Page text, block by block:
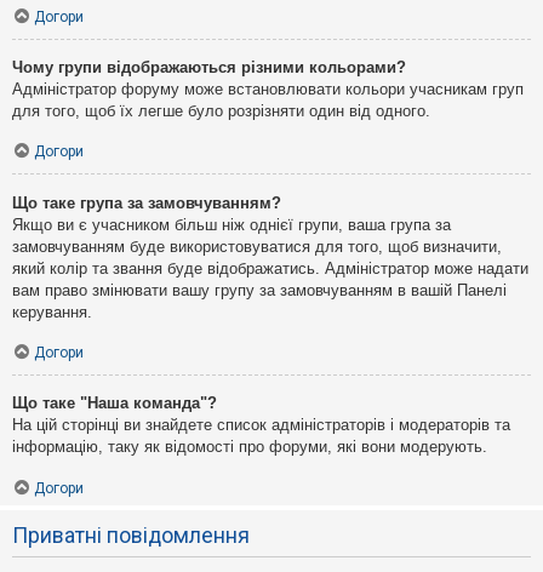
Догори
Чому групи відображаються різними кольорами?
Адміністратор форуму може встановлювати кольори учасникам груп
для того, щоб їх легше було розрізняти один від одного.
Догори
Що таке група за замовчуванням?
Якщо ви є учасником більш ніж однієї групи, ваша група за
замовчуванням буде використовуватися для того, щоб визначити,
який колір та звання буде відображатись. Адміністратор може надати
вам право змінювати вашу групу за замовчуванням в вашій Панелі
керування.
Догори
Що таке "Наша команда"?
На цій сторінці ви знайдете список адміністраторів і модераторів та
інформацію, таку як відомості про форуми, які вони модерують.
Догори
Приватні повідомлення